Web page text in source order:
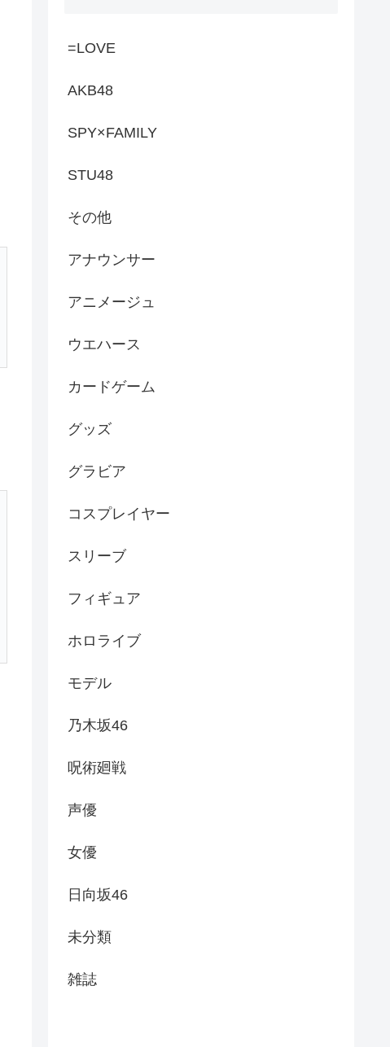
=LOVE
AKB48
SPY×FAMILY
STU48
その他
アナウンサー
アニメージュ
ウエハース
カードゲーム
グッズ
グラビア
コスプレイヤー
スリーブ
フィギュア
ホロライブ
モデル
乃木坂46
呪術廻戦
声優
女優
日向坂46
未分類
雑誌